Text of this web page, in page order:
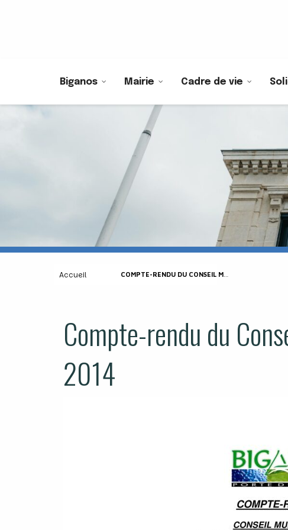
Biganos Mairie Cadre de vie
Accueil COMPTE-RENDU DU CONSEIL MUNICIPAL 17 AVRIL 2014
Compte-rendu du
2014